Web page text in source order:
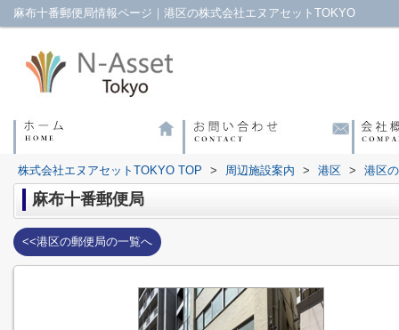
麻布十番郵便局情報ページ｜港区の株式会社エヌアセットTOKYO
株式会社エヌアセットTOKYO TOP > 周辺施設案内 > 港区 > 港区
麻布十番郵便局
<<港区の郵便局の一覧へ